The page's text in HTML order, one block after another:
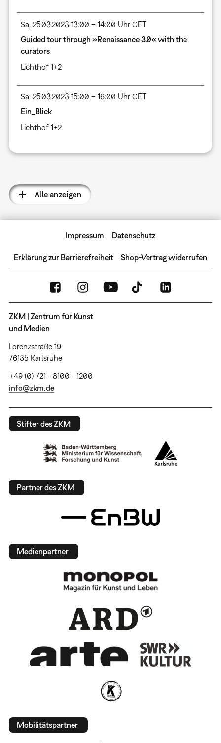
Sa, 25.03.2023 13:00 – 14:00 Uhr CET
Guided tour through »Renaissance 3.0« with the
curators
Lichthof 1+2
Sa, 25.03.2023 15:00 – 16:00 Uhr CET
Ein_Blick
Lichthof 1+2
Alle anzeigen
Impressum Datenschutz
Erklärung zur Barrierefreiheit Shop-Vertrag widerrufen
ZKM | Zentrum für Kunst
und Medien
Lorenzstraße 19
76135 Karlsruhe
+49 (0) 721 - 8100 - 1200
info@zkm.de
Stifter des ZKM
Partner des ZKM
Medienpartner
Mobilitätspartner